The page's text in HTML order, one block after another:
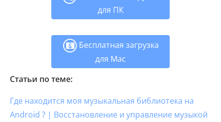
для ПК
Бесплатная загрузка
для Mac
Статьи по теме:
Где находится моя музыкальная библиотека на
Android ? | Восстановление и управление музыкой